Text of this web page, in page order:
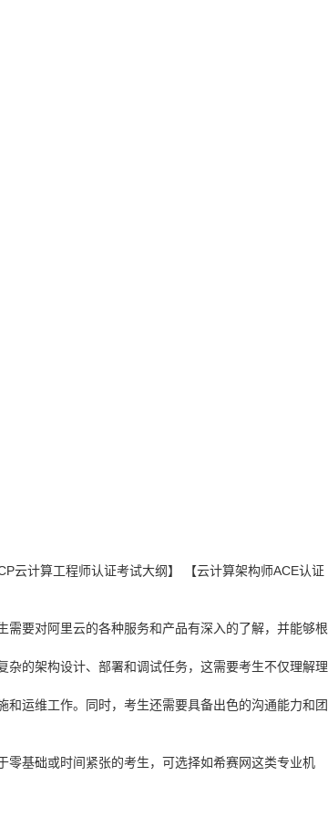
云计算工程师认证考试大纲】
【云计算架构师ACE认证
要对阿里云的各种服务和产品有深入的了解，并能够根
的架构设计、部署和调试任务，这需要考生不仅理解理
运维工作。同时，考生还需要具备出色的沟通能力和团
基础或时间紧张的考生，可选择如希赛网这类专业机